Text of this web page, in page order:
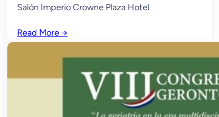
Salón Imperio Crowne Plaza Hotel
Read More →